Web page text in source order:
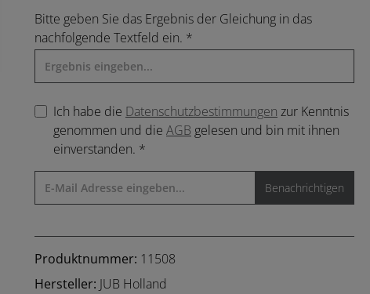
Bitte geben Sie das Ergebnis der Gleichung in das
nachfolgende Textfeld ein. *
Ich habe die Datenschutzbestimmungen zur Kenntnis
genommen und die AGB gelesen und bin mit ihnen
einverstanden. *
Benachrichtigen
Produktnummer: 11508
Hersteller: JUB Holland